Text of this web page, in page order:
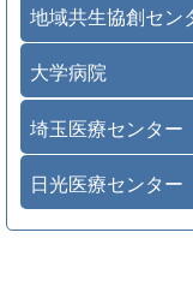
地域共生協創セン
大学病院
埼玉医療センター
日光医療センター